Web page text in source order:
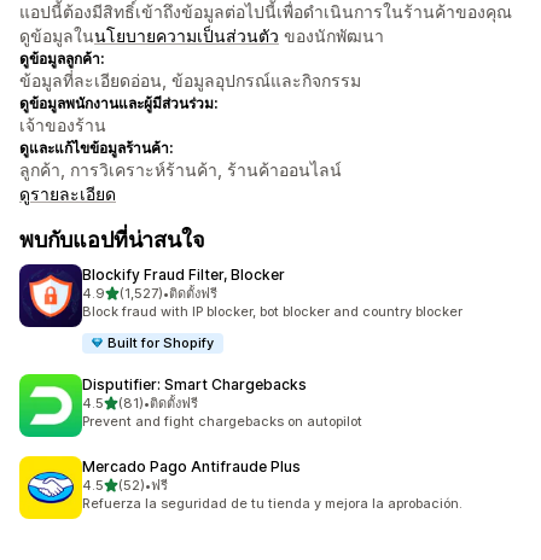
แอปนี้ต้องมีสิทธิ์เข้าถึงข้อมูลต่อไปนี้เพื่อดำเนินการในร้านค้าของคุณ
ดูข้อมูลในนโยบายความเป็นส่วนตัว ของนักพัฒนา
ดูข้อมูลลูกค้า:
ข้อมูลที่ละเอียดอ่อน, ข้อมูลอุปกรณ์และกิจกรรม
ดูข้อมูลพนักงานและผู้มีส่วนร่วม:
เจ้าของร้าน
ดูและแก้ไขข้อมูลร้านค้า:
ลูกค้า, การวิเคราะห์ร้านค้า, ร้านค้าออนไลน์
ดูรายละเอียด
พบกับแอปที่น่าสนใจ
Blockify Fraud Filter, Blocker
4.9เต็ม 5 ดาว
(1,527)
ทั้งหมด 1527 รีวิว
•ติดตั้งฟรี
Block fraud with IP blocker, bot blocker and country blocker
Built for Shopify
Disputifier: Smart Chargebacks
4.5เต็ม 5 ดาว
(81)
ทั้งหมด 81 รีวิว
•ติดตั้งฟรี
Prevent and fight chargebacks on autopilot
Mercado Pago Antifraude Plus
4.5เต็ม 5 ดาว
(52)
ทั้งหมด 52 รีวิว
•ฟรี
Refuerza la seguridad de tu tienda y mejora la aprobación.